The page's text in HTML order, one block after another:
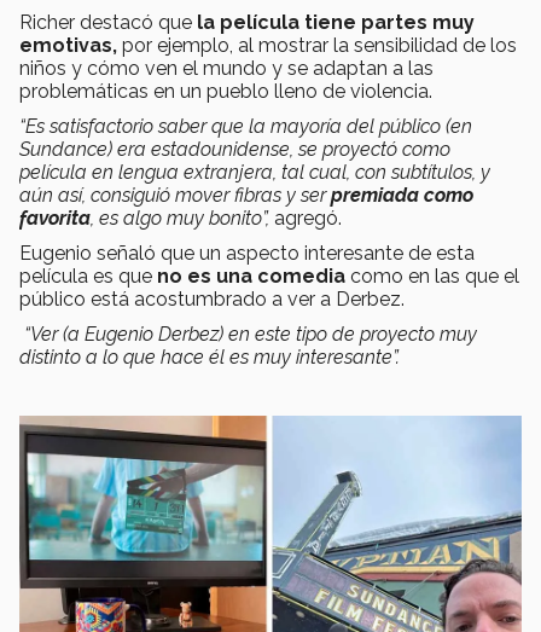
Richer destacó que la película tiene partes muy
emotivas, por ejemplo, al mostrar la sensibilidad de los
niños y cómo ven el mundo y se adaptan a las
problemáticas en un pueblo lleno de violencia.
“Es satisfactorio saber que la mayoría del público (en
Sundance) era estadounidense, se proyectó como
película en lengua extranjera, tal cual, con subtítulos, y
aún así, consiguió mover fibras y serpremiada como
favorita , es algo muy bonito”, agregó.
Eugenio señaló que un aspecto interesante de esta
película es que no es una comedia como en las que el
público está acostumbrado a ver a Derbez.
“Ver (a Eugenio Derbez) en este tipo de proyecto muy
distinto a lo que hace él es muy interesante”.